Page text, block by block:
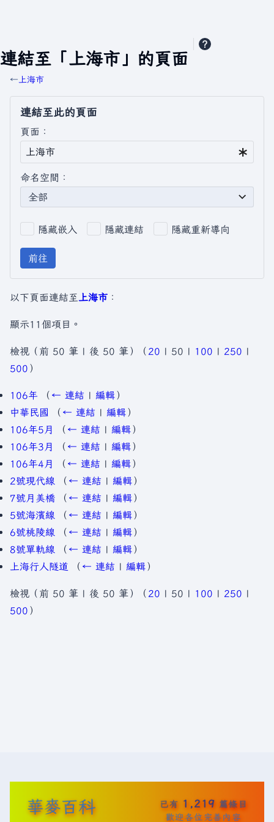
連結至「上海市」的頁面
← 上海市
連結至此的頁面
頁面：
命名空間：
全部
隱藏嵌入 隱藏連結 隱藏重新導向
前往
以下頁面連結至 上海市 ：
顯示11個項目。
檢視（ 前 50 筆 | 後 50 筆 ）（ 20 | 50 | 100 | 250 |
500 ）
106年 （ ← 連結 | 編輯）
中華民國
（ ← 連結 | 編輯）
106年5月
（ ← 連結 | 編輯）
106年3月
（ ← 連結 | 編輯）
106年4月
（ ← 連結 | 編輯）
2號現代線
（ ← 連結 | 編輯）
7號月美橋
（ ← 連結 | 編輯）
5號海濱線
（ ← 連結 | 編輯）
6號桃陵線
（ ← 連結 | 編輯）
8號單軌線
（ ← 連結 | 編輯）
上海行人隧道
（ ← 連結 | 編輯）
檢視（ 前 50 筆 | 後 50 筆 ）（ 20 | 50 | 100 | 250 |
500 ）
華麥百科 已有 1,219 篇條目
歡迎各位完善內容